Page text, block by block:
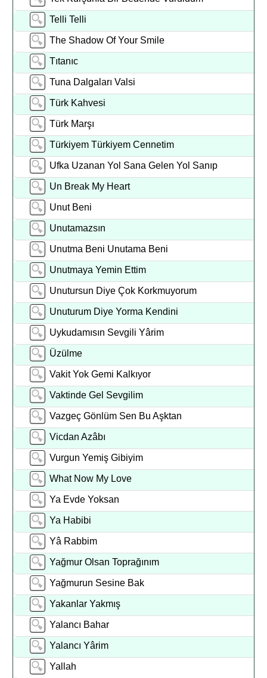
Telli Telli
The Shadow Of Your Smile
Tıtanıc
Tuna Dalgaları Valsi
Türk Kahvesi
Türk Marşı
Türkiyem Türkiyem Cennetim
Ufka Uzanan Yol Sana Gelen Yol Sanıp
Un Break My Heart
Unut Beni
Unutamazsın
Unutma Beni Unutama Beni
Unutmaya Yemin Ettim
Unutursun Diye Çok Korkmuyorum
Unuturum Diye Yorma Kendini
Uykudamısın Sevgili Yârim
Üzülme
Vakit Yok Gemi Kalkıyor
Vaktinde Gel Sevgilim
Vazgeç Gönlüm Sen Bu Aşktan
Vicdan Azâbı
Vurgun Yemiş Gibiyim
What Now My Love
Ya Evde Yoksan
Ya Habibi
Yâ Rabbim
Yağmur Olsan Toprağınım
Yağmurun Sesine Bak
Yakanlar Yakmış
Yalancı Bahar
Yalancı Yârim
Yallah